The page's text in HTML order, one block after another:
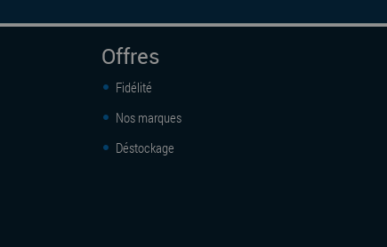
Offres
Fidélité
Nos marques
Déstockage